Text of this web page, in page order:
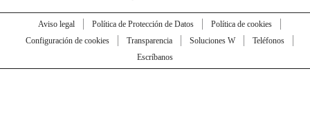
Aviso legal Política de Protección de Datos
Política de cookies
Configuración de cookies
Transparencia Soluciones W
Teléfonos
Escríbanos